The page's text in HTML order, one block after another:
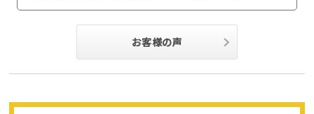
お客様の声